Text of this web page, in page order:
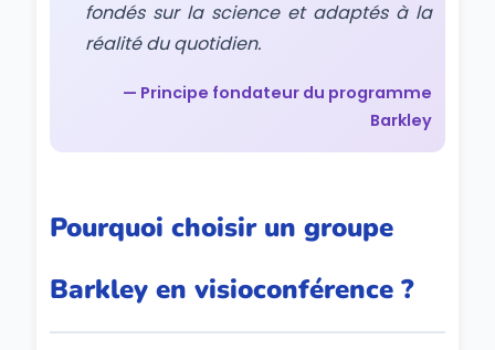
fondés sur la science et adaptés à la
réalité du quotidien.
— Principe fondateur du programme
Barkley
Pourquoi choisir un groupe
Barkley en visioconférence ?